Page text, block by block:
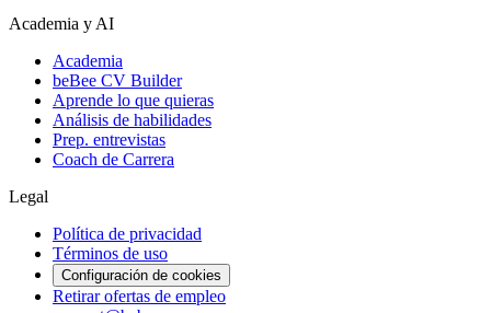
Academia y AI
Academia
beBee CV Builder
Aprende lo que quieras
Análisis de habilidades
Prep. entrevistas
Coach de Carrera
Legal
Política de privacidad
Términos de uso
Configuración de cookies
Retirar ofertas de empleo